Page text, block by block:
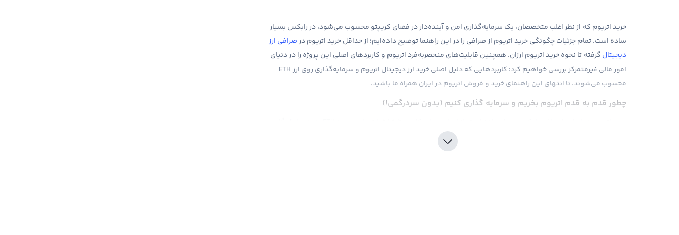
خرید اتریوم که از نظر اغلب متخصصان، یک سرمایه‌‌گذاری امن و آینده‌دار در فضای کریپتو محسوب می‌شود، در رابکس بسیار
ساده است. تمام جزئیات چگونگی خرید اتریوم از صرافی را در این راهنما توضیح داده‌ایم؛ از حداقل خرید اتریوم درصرافی ارز
دیجیتال گرفته تا نحوه خرید اتریوم ارزان. همچنین قابلیت‌های منحصربه‌فرد اتریوم و کاربردهای اصلی این پروژه را در دنیای
امور مالی غیرمتمرکز بررسی خواهیم کرد؛ کاربردهایی که دلیل اصلی خرید ارز دیجیتال اتریوم و سرمایه‌گذاری روی ارز ETH
محسوب می‌شوند. تا انتهای این راهنمای خرید و فروش اتریوم در ایران همراه ما باشید.
چطور قدم‌ به‌ قدم اتریوم بخریم و سرمایه‌ گذاری کنیم (بدون سردرگمی!)